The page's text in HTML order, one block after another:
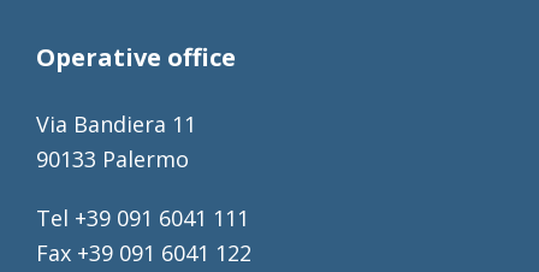
Operative office
Via Bandiera 11
90133 Palermo
Tel +39 091 6041 111
Fax +39 091 6041 122